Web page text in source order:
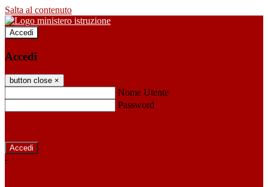
Salta al contenuto
Accedi
Accedi
button close ×
Nome Utente
Password
-